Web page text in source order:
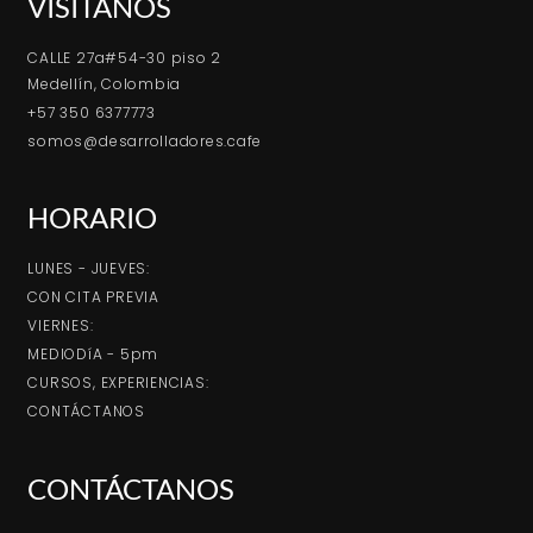
VISÍTANOS
CALLE 27a#54-30 piso 2
Medellín, Colombia
+57 350 6377773
somos@desarrolladores.cafe
HORARIO
LUNES - JUEVES:
CON CITA PREVIA
VIERNES:
MEDIODíA - 5pm
CURSOS, EXPERIENCIAS:
CONTÁCTANOS
CONTÁCTANOS